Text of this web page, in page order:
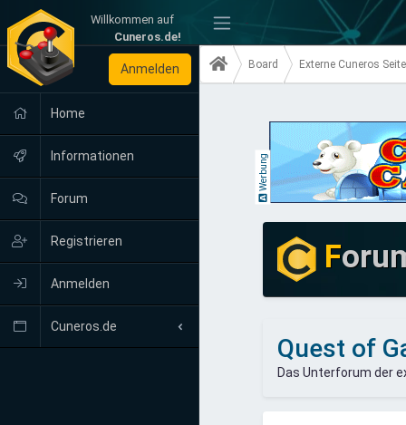
Willkommen auf
Cuneros.de!
-
Anmelden
Home
Informationen
Forum
Registrieren
Anmelden
Cuneros.de
Board Externe Cuneros
Werbung
F
Quest of
Das Unterforum der